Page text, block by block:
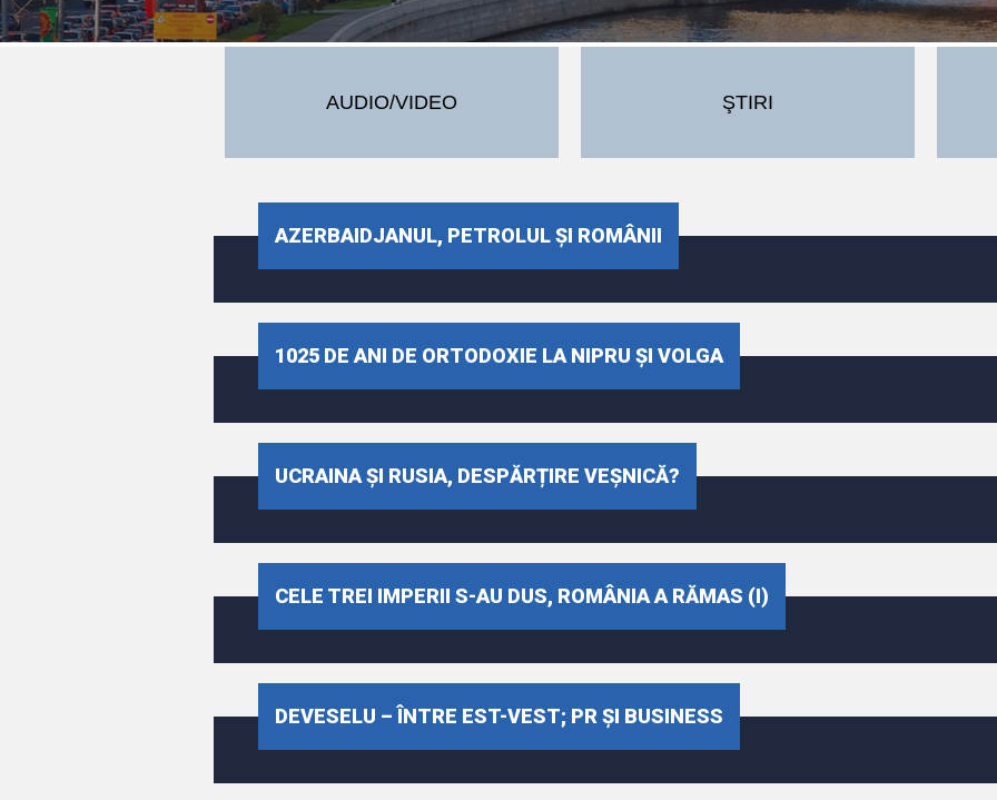
AUDIO/VIDEO ŞTIRI
AZERBAIDJANUL, PETROLUL ȘI ROMÂNII
1025 DE ANI DE ORTODOXIE LA NIPRU ȘI VOLGA
UCRAINA ȘI RUSIA, DESPĂRȚIRE VEȘNICĂ?
CELE TREI IMPERII S-AU DUS, ROMÂNIA A RĂMAS (I)
DEVESELU – ÎNTRE EST-VEST; PR ȘI BUSINESS